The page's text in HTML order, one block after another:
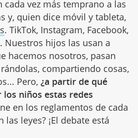
cada vez más temprano a las
y, quien dice móvil y tableta,
. TikTok, Instagram, Facebook,
Nuestros hijos las usan a
hacemos nosotros, pasan
compartiendo cosas,
Pero, ¿a partir de qué
los niños estas redes
en los reglamentos de cada
las leyes? ¡El debate está